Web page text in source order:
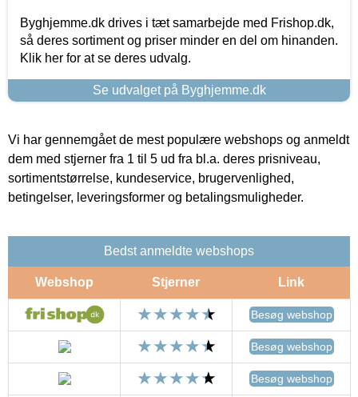
Byghjemme.dk drives i tæt samarbejde med Frishop.dk,
så deres sortiment og priser minder en del om hinanden.
Klik her for at se deres udvalg.
Se udvalget på Byghjemme.dk
Vi har gennemgået de mest populære webshops og anmeldt
dem med stjerner fra 1 til 5 ud fra bl.a. deres prisniveau,
sortimentstørrelse, kundeservice, brugervenlighed,
betingelser, leveringsformer og betalingsmuligheder.
Bedst anmeldte webshops
Webshop Stjerner Link
Besøg webshop
Besøg webshop
Besøg webshop